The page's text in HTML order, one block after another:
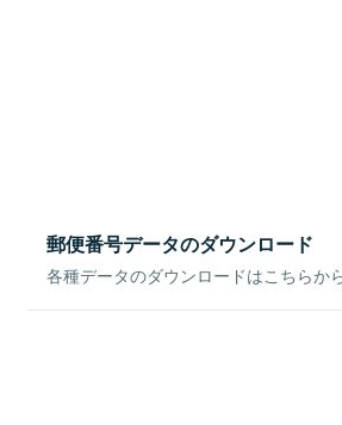
郵便番号データのダウンロード
各種データのダウンロードはこちらか